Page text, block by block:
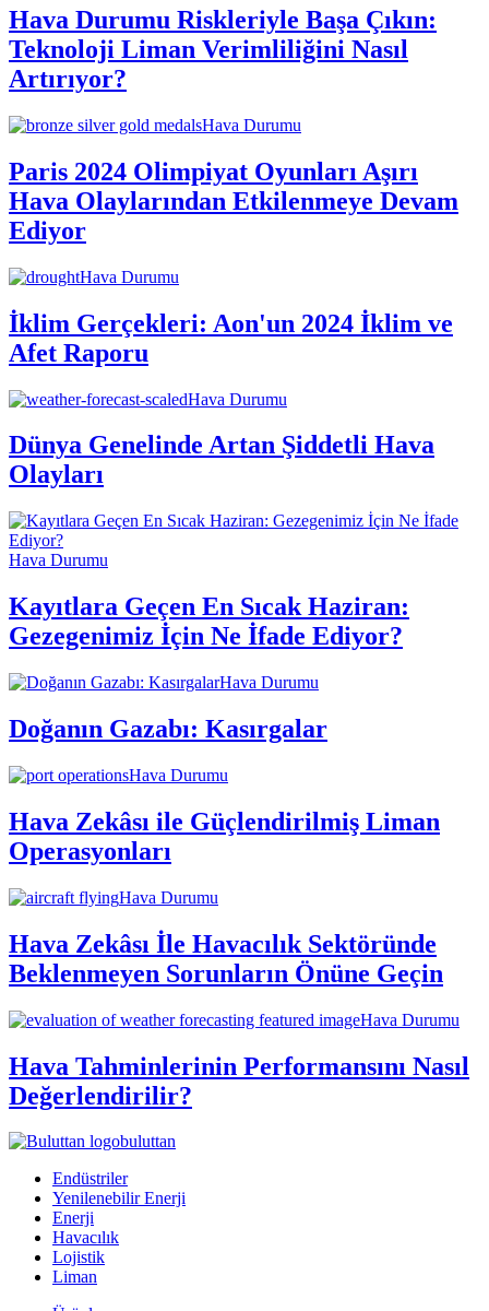
Hava Durumu Riskleriyle Başa Çıkın:
Teknoloji Liman Verimliliğini Nasıl
Artırıyor?
Hava Durumu
Paris 2024 Olimpiyat Oyunları Aşırı
Hava Olaylarından Etkilenmeye Devam
Ediyor
Hava Durumu
İklim Gerçekleri: Aon'un 2024 İklim ve
Afet Raporu
Hava Durumu
Dünya Genelinde Artan Şiddetli Hava
Olayları
Hava Durumu
Kayıtlara Geçen En Sıcak Haziran:
Gezegenimiz İçin Ne İfade Ediyor?
Hava Durumu
Doğanın Gazabı: Kasırgalar
Hava Durumu
Hava Zekâsı ile Güçlendirilmiş Liman
Operasyonları
Hava Durumu
Hava Zekâsı İle Havacılık Sektöründe
Beklenmeyen Sorunların Önüne Geçin
Hava Durumu
Hava Tahminlerinin Performansını Nasıl
Değerlendirilir?
buluttan
Endüstriler
Yenilenebilir Enerji
Enerji
Havacılık
Lojistik
Liman